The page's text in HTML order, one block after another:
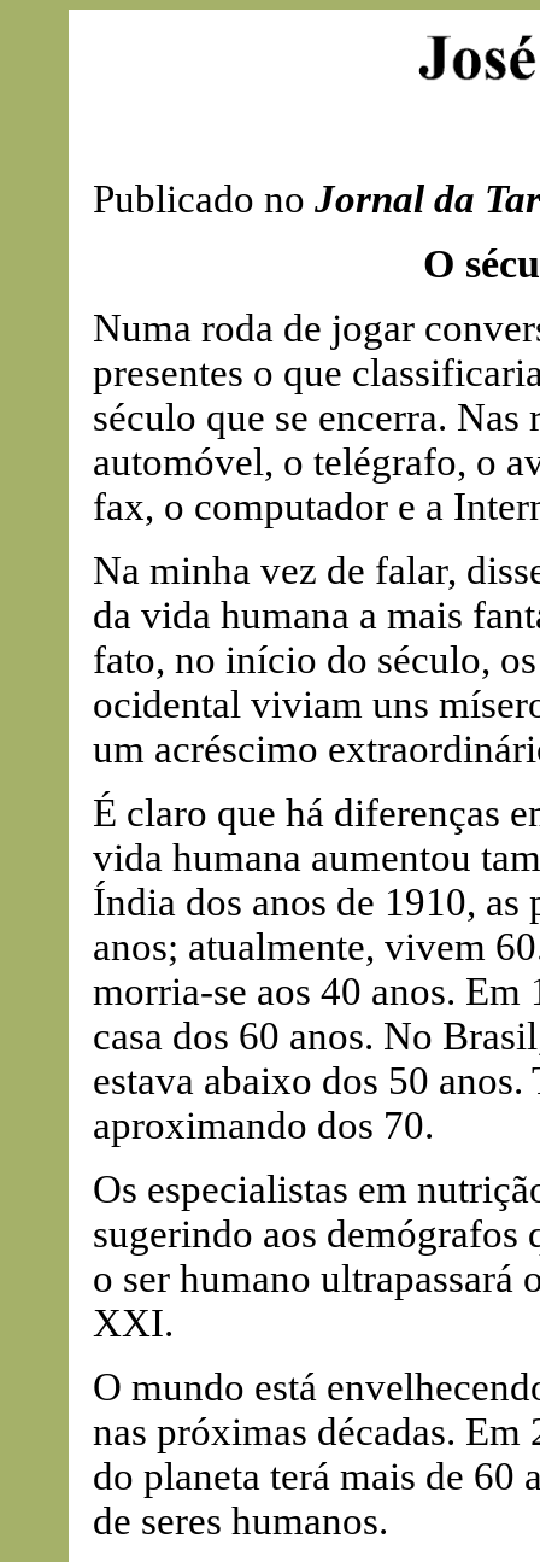
Publicado no Jornal da
O
Numa roda de jogar
presentes o que
século que se encerra. Nas
automóvel, o telégrafo, o
fax, o computador e a
Na minha vez de falar,
da vida humana a mais
fato, no início do século,
ocidental viviam uns
um acréscimo
É claro que há diferenças
vida humana aumentou
Índia dos anos de 1910,
anos; atualmente, vivem
morria-se aos 40 anos. Em
casa dos 60 anos. No
estava abaixo dos 50
aproximando dos 70.
Os especialistas em
sugerindo aos demógrafos
o ser humano ultrapassará
XXI.
O mundo está
nas próximas décadas. Em
do planeta terá mais de 60
de seres humanos.